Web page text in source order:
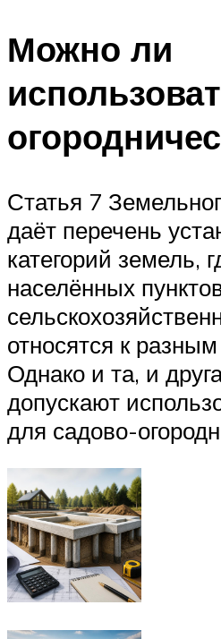
Можно ли
Статья 7
даёт перечень
категорий земель,
населённых
относятся к
Однако и та, и
допускают
для садово-